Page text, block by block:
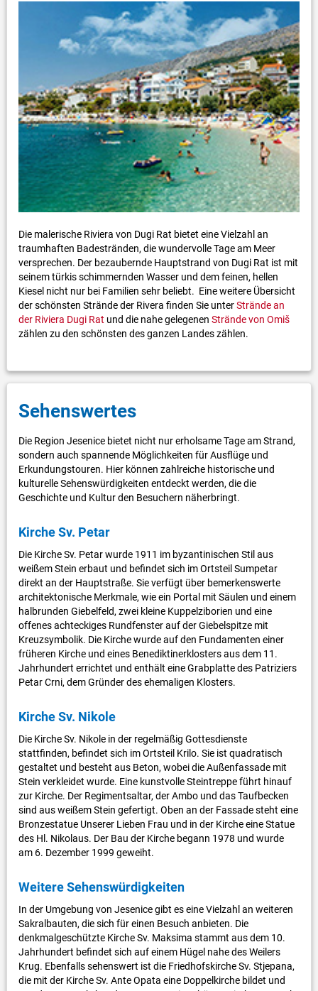
Die malerische Riviera von Dugi Rat bietet eine Vielzahl an
traumhaften Badestränden, die wundervolle Tage am Meer
versprechen. Der bezaubernde Hauptstrand von Dugi Rat ist mit
seinem türkis schimmernden Wasser und dem feinen, hellen
Kiesel nicht nur bei Familien sehr beliebt. Eine weitere Übersicht
der schönsten Strände der Rivera finden Sie unterStrände an
der Riviera Dugi Rat und die nahe gelegenen Strände von Omiš
zählen zu den schönsten des ganzen Landes zählen.
Sehenswertes
Die Region Jesenice bietet nicht nur erholsame Tage am Strand,
sondern auch spannende Möglichkeiten für Ausflüge und
Erkundungstouren. Hier können zahlreiche historische und
kulturelle Sehenswürdigkeiten entdeckt werden, die die
Geschichte und Kultur den Besuchern näherbringt.
Kirche Sv. Petar
Die Kirche Sv. Petar wurde 1911 im byzantinischen Stil aus
weißem Stein erbaut und befindet sich im Ortsteil Sumpetar
direkt an der Hauptstraße. Sie verfügt über bemerkenswerte
architektonische Merkmale, wie ein Portal mit Säulen und einem
halbrunden Giebelfeld, zwei kleine Kuppelziborien und eine
offenes achteckiges Rundfenster auf der Giebelspitze mit
Kreuzsymbolik. Die Kirche wurde auf den Fundamenten einer
früheren Kirche und eines Benediktinerklosters aus dem 11.
Jahrhundert errichtet und enthält eine Grabplatte des Patriziers
Petar Crni, dem Gründer des ehemaligen Klosters.
Kirche Sv. Nikole
Die Kirche Sv. Nikole in der regelmäßig Gottesdienste
stattfinden, befindet sich im Ortsteil Krilo. Sie ist quadratisch
gestaltet und besteht aus Beton, wobei die Außenfassade mit
Stein verkleidet wurde. Eine kunstvolle Steintreppe führt hinauf
zur Kirche. Der Regimentsaltar, der Ambo und das Taufbecken
sind aus weißem Stein gefertigt. Oben an der Fassade steht eine
Bronzestatue Unserer Lieben Frau und in der Kirche eine Statue
des Hl. Nikolaus. Der Bau der Kirche begann 1978 und wurde
am 6. Dezember 1999 geweiht.
Weitere Sehenswürdigkeiten
In der Umgebung von Jesenice gibt es eine Vielzahl an weiteren
Sakralbauten, die sich für einen Besuch anbieten. Die
denkmalgeschützte Kirche Sv. Maksima stammt aus dem 10.
Jahrhundert befindet sich auf einem Hügel nahe des Weilers
Krug. Ebenfalls sehenswert ist die Friedhofskirche Sv. Stjepana,
die mit der Kirche Sv. Ante Opata eine Doppelkirche bildet und